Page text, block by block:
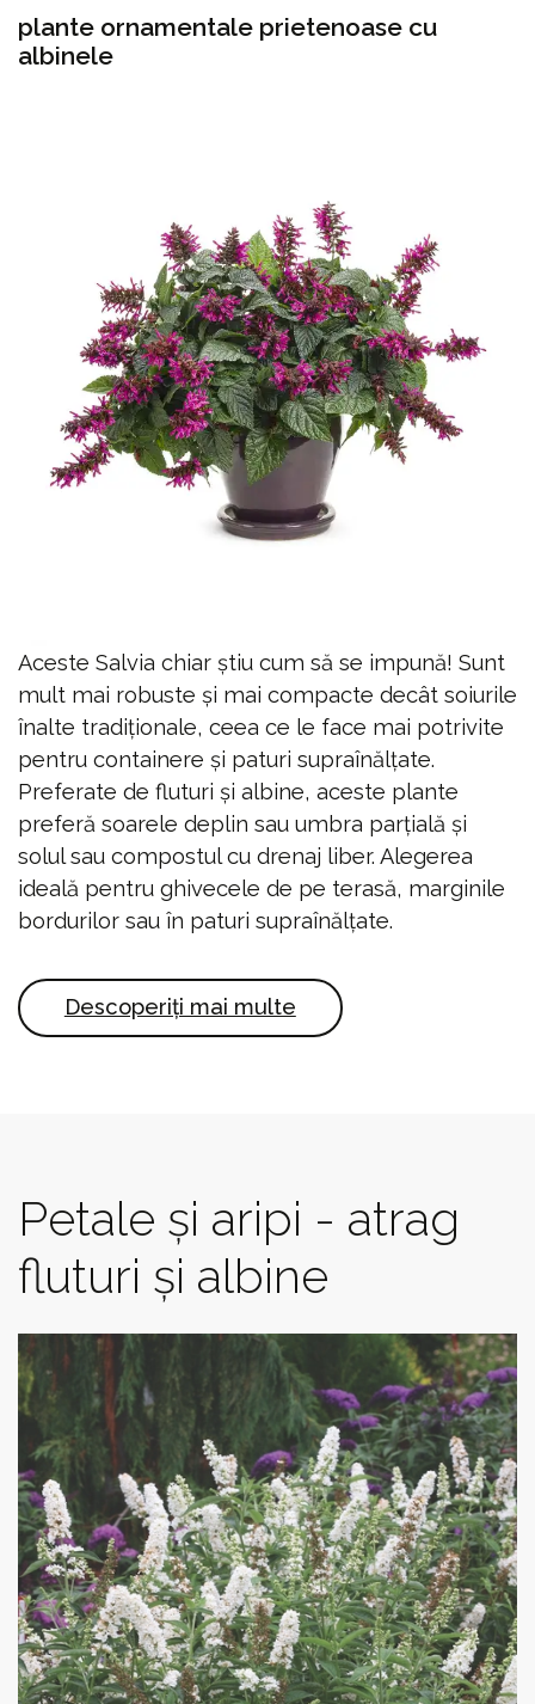
plante ornamentale prietenoase cu
albinele
Aceste Salvia chiar știu cum să se impună! Sunt
mult mai robuste și mai compacte decât soiurile
înalte tradiționale, ceea ce le face mai potrivite
pentru containere și paturi supraînălțate.
Preferate de fluturi și albine, aceste plante
preferă soarele deplin sau umbra parțială și
solul sau compostul cu drenaj liber. Alegerea
ideală pentru ghivecele de pe terasă, marginile
bordurilor sau în paturi supraînălțate.
Descoperiți mai multe
Petale și aripi - atrag
fluturi și albine